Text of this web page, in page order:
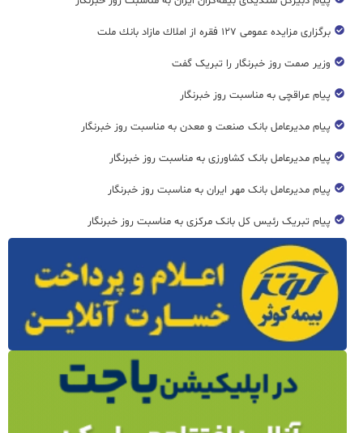
برگزاری مزایده عمومی ۱۲۷ فقره از املاك مازاد بانك ملت
وزیر صمت روز خبرنگار را تبریک گفت
پیام عراقچی به مناسبت روز خبرنگار
پیام مدیرعامل بانک صنعت و معدن به مناسبت روز خبرنگار
پیام مدیرعامل بانک کشاورزی به مناسبت روز خبرنگار
پیام مدیرعامل بانک مهر ایران به مناسبت روز خبرنگار
پیام تبریک رئیس کل بانک مرکزی به مناسبت روز خبرنگار